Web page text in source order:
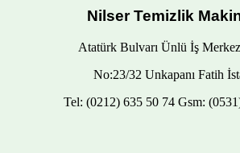
Nilser Temizlik
Atatürk Bulvarı Ünlü İş
No:23/32 Unkapanı Fatih
Tel: (0212) 635 50 74 Gsm: